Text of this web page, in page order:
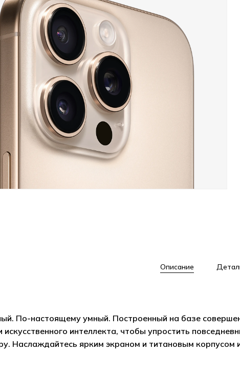
Описание
По-настоящему умный. Построенный на базе
интеллекта, чтобы упростить
Наслаждайтесь ярким экраном и титановым корпусом